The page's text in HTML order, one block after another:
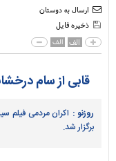
ارسال به دوستان
ذخیره فایل
الف الف
قابی از سام
روزنو : اکران مردمی فیلم
برگزار شد.